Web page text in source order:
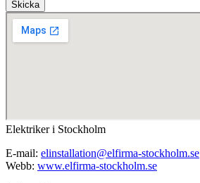
Skicka
Elektriker i Stockholm
E-mail: elinstallation@elfirma-stockholm.se
Webb: www.elfirma-stockholm.se